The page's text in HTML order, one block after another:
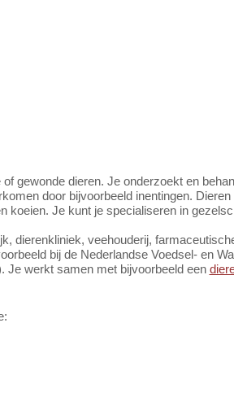
gewonde dieren. Je onderzoekt en
door bijvoorbeeld inentingen.
koeien. Je kunt je specialiseren in
dierenkliniek, veehouderij,
bij de Nederlandse Voedsel- en
Je werkt samen met bijvoorbeeld een